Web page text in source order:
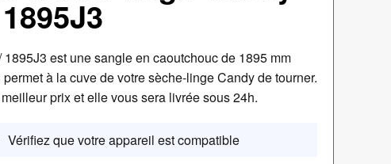
1895J3 est une sangle en caoutchouc de 1895 mm
à la cuve de votre sèche-linge Candy de tourner.
prix et elle vous sera livrée sous 24h.
Vérifiez que votre appareil est compatible